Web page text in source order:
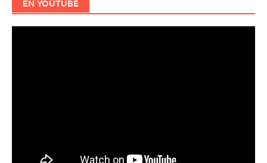
EN YOUTUBE